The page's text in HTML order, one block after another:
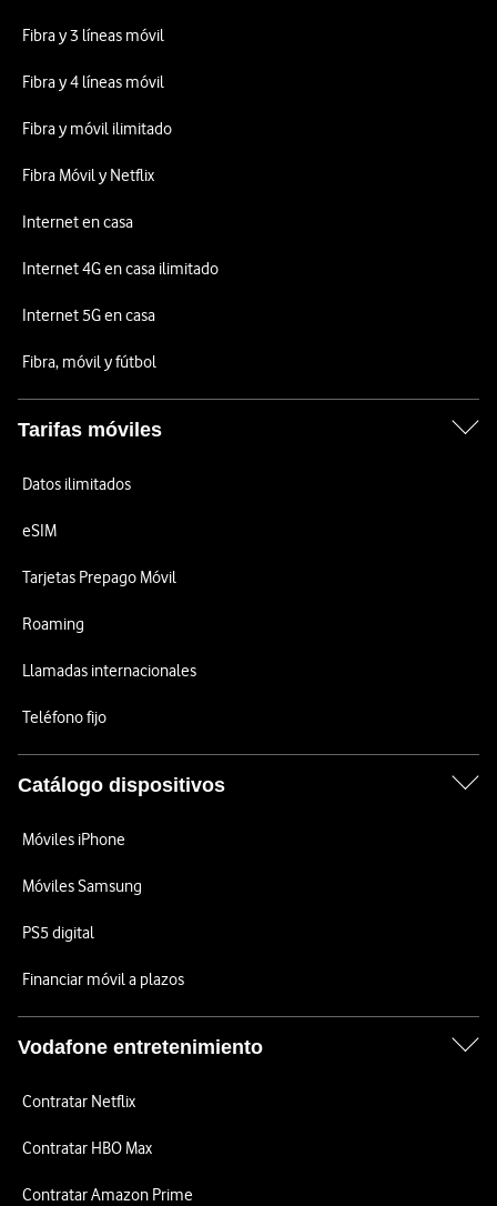
Fibra y 3 líneas móvil
Fibra y 4 líneas móvil
Fibra y móvil ilimitado
Fibra Móvil y Netflix
Internet en casa
Internet 4G en casa ilimitado
Internet 5G en casa
Fibra, móvil y fútbol
Tarifas móviles
Datos ilimitados
eSIM
Tarjetas Prepago Móvil
Roaming
Llamadas internacionales
Teléfono fijo
Catálogo dispositivos
Móviles iPhone
Móviles Samsung
PS5 digital
Financiar móvil a plazos
Vodafone entretenimiento
Contratar Netflix
Contratar HBO Max
Contratar Amazon Prime